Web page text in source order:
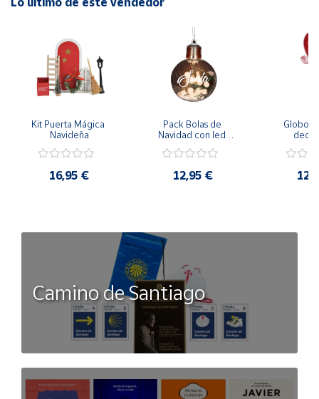
Kit Puerta Mágica
Navideña
16,95 €
Pack Bolas de
Navidad con led
12,95 €
Globo
Camino de Santiago